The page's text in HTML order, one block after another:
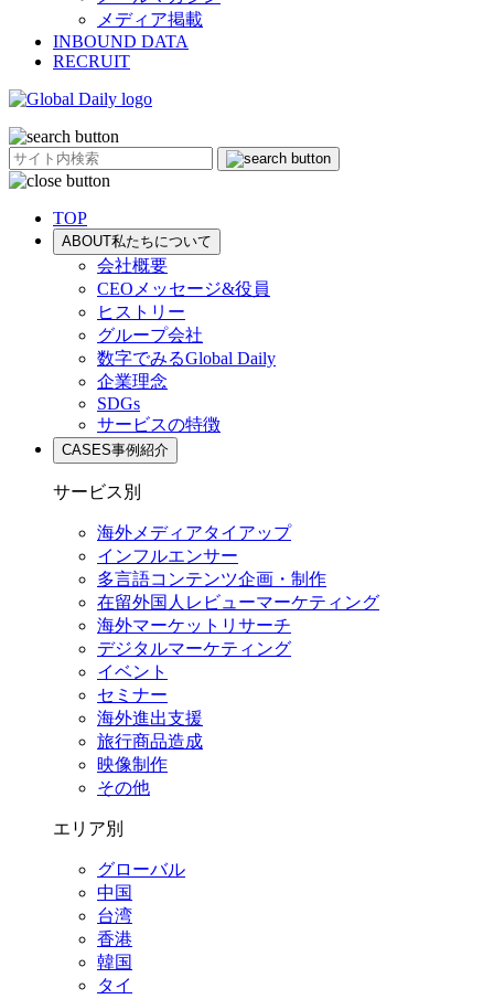
メディア掲載
INBOUND DATA
RECRUIT
TOP
ABOUT私たちについて
会社概要
CEOメッセージ&役員
ヒストリー
グループ会社
数字でみるGlobal Daily
企業理念
SDGs
サービスの特徴
CASES事例紹介
サービス別
海外メディアタイアップ
インフルエンサー
多言語コンテンツ企画・制作
在留外国⼈レビューマーケティング
海外マーケットリサーチ
デジタルマーケティング
イベント
セミナー
海外進出支援
旅行商品造成
映像制作
その他
エリア別
グローバル
中国
台湾
香港
韓国
タイ